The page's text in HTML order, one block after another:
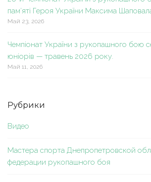
пам’яті Героя України Максима
Май 23, 2026
Чемпіонат України з рукопашного бою
юніорів — травень 2026 року.
Май 11, 2026
Рубрики
Видео
Мастера спорта Днепропетровской
федерации рукопашного боя